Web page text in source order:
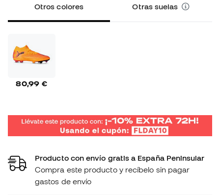
Otros colores Otras suelas
80,99 €
Producto con envío gratis a España Peninsular
Compra este producto y recíbelo sin pagar
gastos de envío